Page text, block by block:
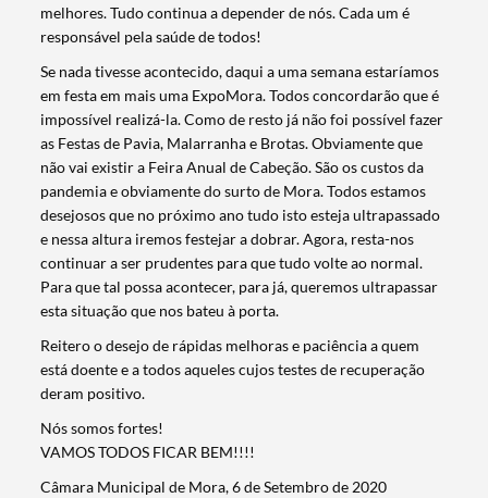
Termo de Pesquisa
Categorias gerais
Filtros
melhores. Tudo continua a depender de nós. Cada um é
responsável pela saúde de todos!
Se nada tivesse acontecido, daqui a uma semana estaríamos
em festa em mais uma ExpoMora. Todos concordarão que é
impossível realizá-la. Como de resto já não foi possível fazer
as Festas de Pavia, Malarranha e Brotas. Obviamente que
não vai existir a Feira Anual de Cabeção. São os custos da
pandemia e obviamente do surto de Mora. Todos estamos
desejosos que no próximo ano tudo isto esteja ultrapassado
e nessa altura iremos festejar a dobrar. Agora, resta-nos
continuar a ser prudentes para que tudo volte ao normal.
Para que tal possa acontecer, para já, queremos ultrapassar
esta situação que nos bateu à porta.
Reitero o desejo de rápidas melhoras e paciência a quem
está doente e a todos aqueles cujos testes de recuperação
deram positivo.
Nós somos fortes!
VAMOS TODOS FICAR BEM!!!!
Câmara Municipal de Mora, 6 de Setembro de 2020